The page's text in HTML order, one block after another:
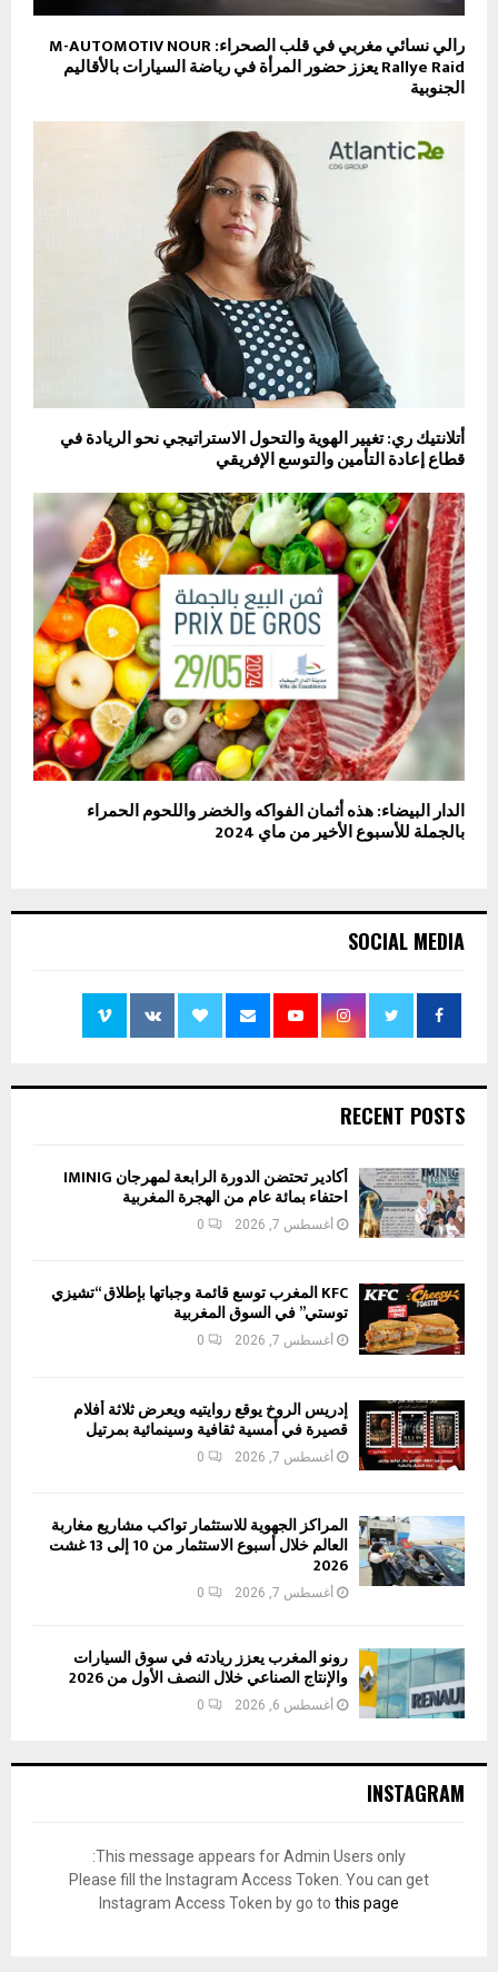
رالي نسائي مغربي في قلب الصحراء: M-AUTOMOTIV NOUR
Rallye Raid يعزز حضور المرأة في رياضة السيارات بالأقاليم
الجنوبية
أتلانتيك ري: تغيير الهوية والتحول الاستراتيجي نحو الريادة في
قطاع إعادة التأمين والتوسع الإفريقي
الدار البيضاء: هذه أثمان الفواكه والخضر واللحوم الحمراء
بالجملة للأسبوع الأخير من ماي 2024
SOCIAL MEDIA
RECENT POSTS
أكادير تحتضن الدورة الرابعة لمهرجان IMINIG
احتفاء بمائة عام من الهجرة المغربية
أغسطس 7, 2026 0
KFC المغرب توسع قائمة وجباتها بإطلاق “تشيزي
توستي” في السوق المغربية
أغسطس 7, 2026 0
إدريس الروخ يوقع روايتيه ويعرض ثلاثة أفلام
قصيرة في أمسية ثقافية وسينمائية بمرتيل
أغسطس 7, 2026 0
المراكز الجهوية للاستثمار تواكب مشاريع مغاربة
العالم خلال أسبوع الاستثمار من 10 إلى 13 غشت
2026
أغسطس 7, 2026 0
رونو المغرب يعزز ريادته في سوق السيارات
والإنتاج الصناعي خلال النصف الأول من 2026
أغسطس 6, 2026 0
INSTAGRAM
This message appears for Admin Users only:
Please fill the Instagram Access Token. You can get
Instagram Access Token by go to this page